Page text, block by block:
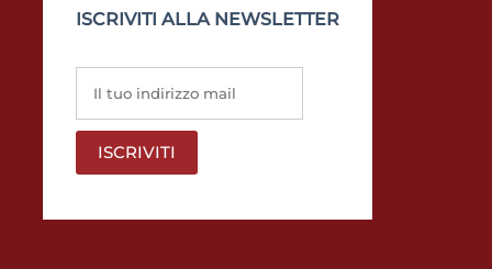
ISCRIVITI ALLA NEWSLETTER